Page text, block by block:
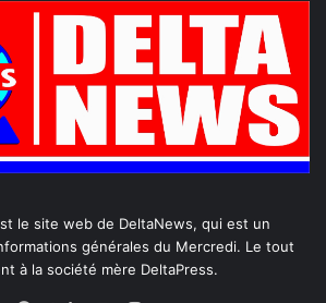
le site web de DeltaNews, qui est un
générales du Mercredi. Le tout
à la société mère DeltaPress.